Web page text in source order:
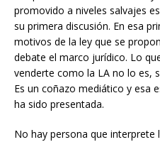
promovido a niveles salvajes
su primera discusión. En esa
motivos de la ley que se
debate el marco jurídico. Lo
venderte como la LA no lo es,
Es un coñazo mediático y esa
ha sido presentada.
No hay persona que interprete